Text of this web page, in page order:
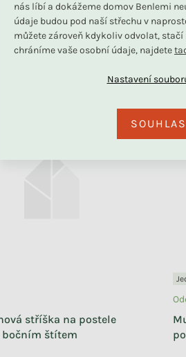
nás líbí a dokážeme domov Benlemi
údaje budou pod naší střechu v
můžete zároveň kdykoliv odvolat,
chráníme vaše osobní údaje, najdete
stříška na postele
bočním štítem
Související